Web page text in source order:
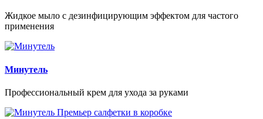
Жидкое мыло с дезинфицирующим эффектом для частого
применения
Минутель
Профессиональный крем для ухода за руками